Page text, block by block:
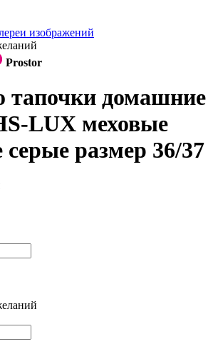
изображений
Prostor
тапочки домашние
LUX меховые
размер 36/37